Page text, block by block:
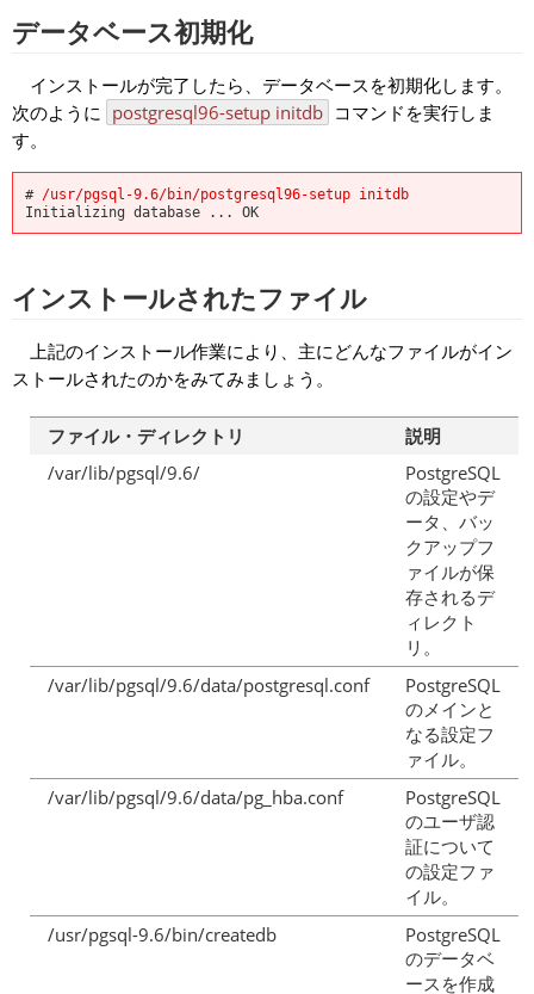
データベース初期化
インストールが完了したら、データベースを初期化します。
次のように postgresql96-setup initdb コマンドを実行しま
す。
# /usr/pgsql-9.6/bin/postgresql96-setup initdb
Initializing database ... OK
インストールされたファイル
上記のインストール作業により、主にどんなファイルがイン
ストールされたのかをみてみましょう。
ファイル・ディレクトリ
説明
/var/lib/pgsql/9.6/
PostgreSQL
の設定やデ
ータ、バッ
クアップフ
ァイルが保
存されるデ
ィレクト
リ。
/var/lib/pgsql/9.6/data/postgresql.conf
PostgreSQL
のメインと
なる設定フ
ァイル。
/var/lib/pgsql/9.6/data/pg_hba.conf
PostgreSQL
のユーザ認
証について
の設定ファ
イル。
/usr/pgsql-9.6/bin/createdb
PostgreSQL
のデータベ
ースを作成